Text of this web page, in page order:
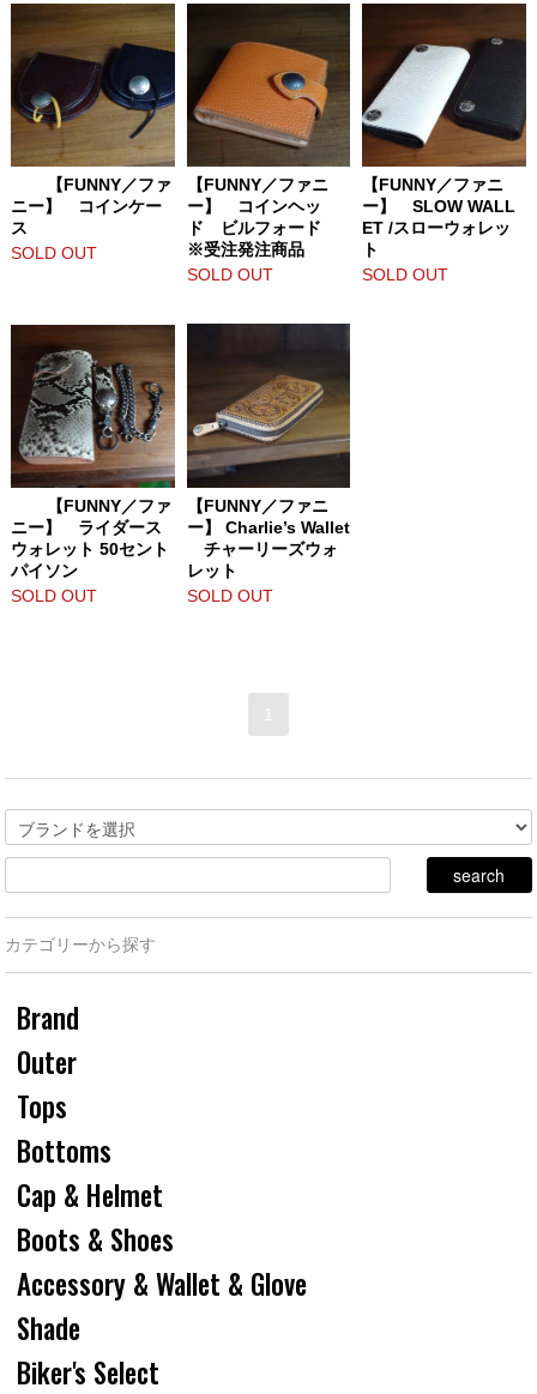
【FUNNY／ファ
ニー】 コインケー
ス
SOLD OUT
【FUNNY／ファニ
ー】 コインヘッ
ド ビルフォード
※受注発注商品
SOLD OUT
【FUNNY／ファニ
ー】 SLOW WALL
ET /スローウォレッ
ト
SOLD OUT
【FUNNY／ファ
ニー】 ライダース
ウォレット 50セント
パイソン
SOLD OUT
【FUNNY／ファニ
ー】 Charlie’s Wallet
チャーリーズウォ
レット
SOLD OUT
カテゴリーから探す
Brand
Outer
Tops
Bottoms
Cap & Helmet
Boots & Shoes
Accessory & Wallet & Glove
Shade
Biker's Select